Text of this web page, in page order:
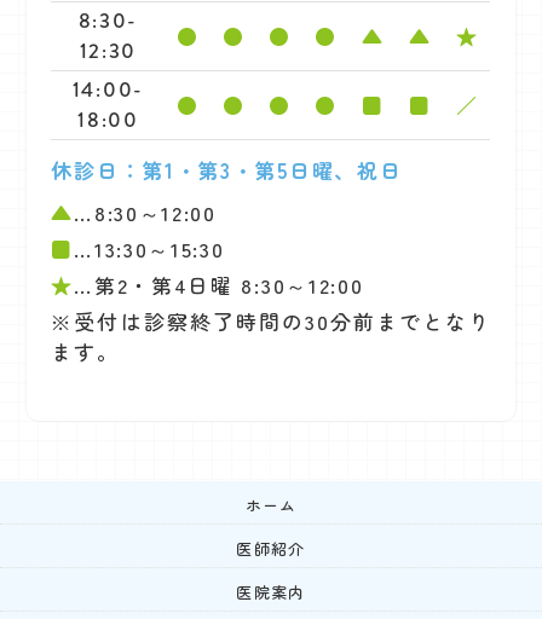
8:30-
12:30
● ● ● ● ▲ ▲ ★
14:00-
18:00
● ● ● ● ■ ■ ／
休診日：第1・第3・第5日曜、祝日
▲…8:30～12:00
■…13:30～15:30
★…第2・第4日曜 8:30～12:00
※受付は診察終了時間の30分前までとなり
ます。
ホーム
医師紹介
医院案内